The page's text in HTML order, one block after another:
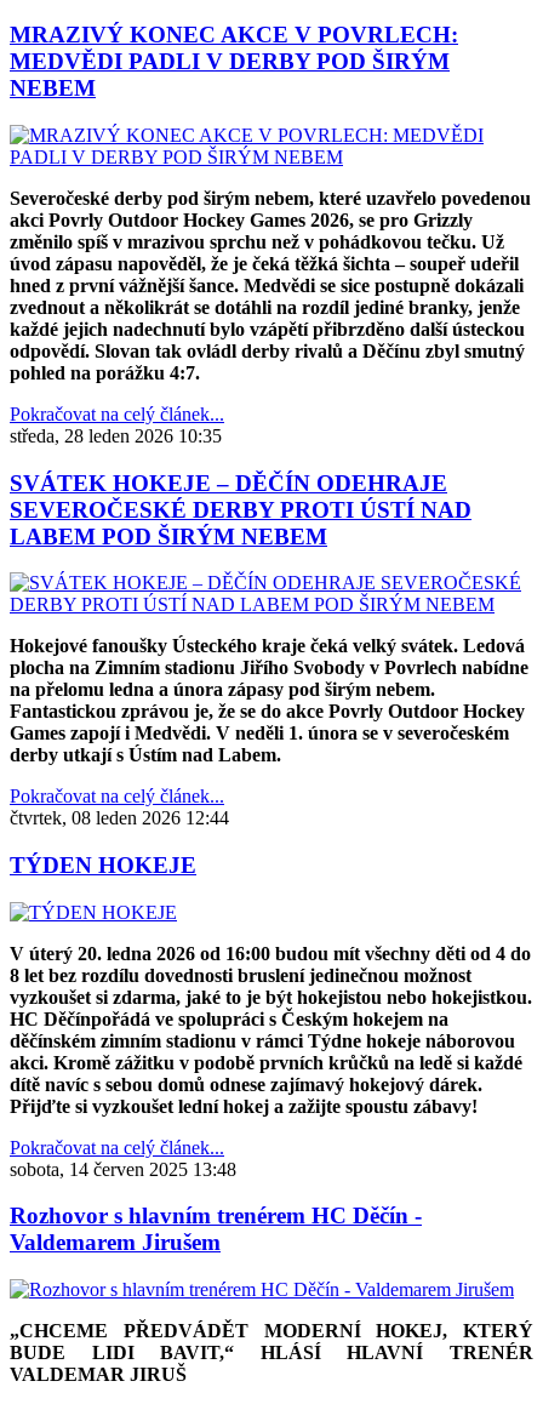
MRAZIVÝ KONEC AKCE V POVRLECH:
MEDVĚDI PADLI V DERBY POD ŠIRÝM
NEBEM
Severočeské derby pod širým nebem, které uzavřelo povedenou
akci Povrly Outdoor Hockey Games 2026, se pro Grizzly
změnilo spíš v mrazivou sprchu než v pohádkovou tečku. Už
úvod zápasu napověděl, že je čeká těžká šichta – soupeř udeřil
hned z první vážnější šance. Medvědi se sice postupně dokázali
zvednout a několikrát se dotáhli na rozdíl jediné branky, jenže
každé jejich nadechnutí bylo vzápětí přibrzděno další ústeckou
odpovědí. Slovan tak ovládl derby rivalů a Děčínu zbyl smutný
pohled na porážku 4:7.
Pokračovat na celý článek...
středa, 28 leden 2026 10:35
SVÁTEK HOKEJE – DĚČÍN ODEHRAJE
SEVEROČESKÉ DERBY PROTI ÚSTÍ NAD
LABEM POD ŠIRÝM NEBEM
Hokejové fanoušky Ústeckého kraje čeká velký svátek. Ledová
plocha na Zimním stadionu Jiřího Svobody v Povrlech nabídne
na přelomu ledna a února zápasy pod širým nebem.
Fantastickou zprávou je, že se do akce Povrly Outdoor Hockey
Games zapojí i Medvědi. V neděli 1. února se v severočeském
derby utkají s Ústím nad Labem.
Pokračovat na celý článek...
čtvrtek, 08 leden 2026 12:44
TÝDEN HOKEJE
V úterý 20. ledna 2026 od 16:00 budou mít všechny děti od 4 do
8 let bez rozdílu dovednosti brusleníjedinečnou možnost
vyzkoušet si zdarma, jaké to je být hokejistou nebo hokejistkou.
HC Děčínpořádá ve spolupráci s Českým hokejem na
děčínském zimním stadionu v rámci Týdne hokeje náborovou
akci. Kromě zážitku v podobě prvních krůčků na ledě si každé
dítě navíc s sebou domů odnese zajímavý hokejový dárek.
Přijďte si vyzkoušet ledníhokej a zažijte spoustu zábavy!
Pokračovat na celý článek...
sobota, 14 červen 2025 13:48
Rozhovor s hlavním trenérem HC Děčín -
Valdemarem Jirušem
„CHCEME PŘEDVÁDĚT MODERNÍ HOKEJ, KTERÝ
BUDE LIDI BAVIT,“ HLÁSÍ HLAVNÍ TRENÉR
VALDEMAR JIRUŠ